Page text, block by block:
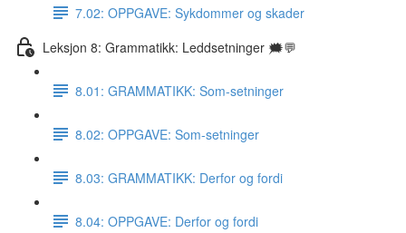
7.02: OPPGAVE: Sykdommer og skader
Leksjon 8: Grammatikk: Leddsetninger 🗯💬
8.01: GRAMMATIKK: Som-setninger
8.02: OPPGAVE: Som-setninger
8.03: GRAMMATIKK: Derfor og fordi
8.04: OPPGAVE: Derfor og fordi